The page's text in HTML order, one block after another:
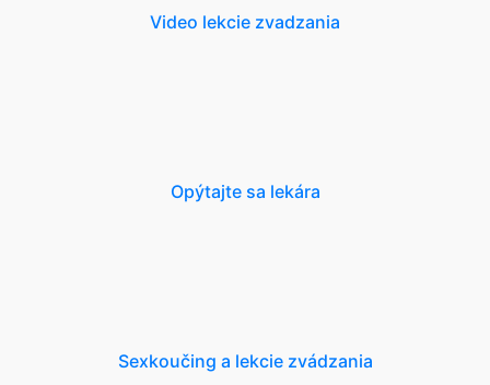
Video lekcie zvadzania
Opýtajte sa lekára
Sexkoučing a lekcie zvádzania